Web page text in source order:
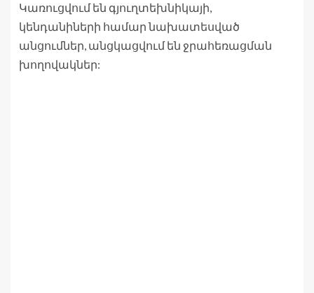
Կառուցվում են գյուղտեխնիկայի,
կենդանիների համար նախատեսված
անցումներ, անցկացվում են ջրահեռացման
խողովակներ: